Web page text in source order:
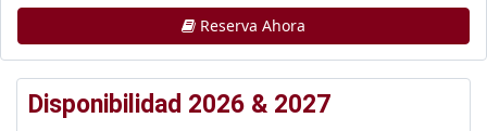
Reserva Ahora
Disponibilidad 2026 & 2027